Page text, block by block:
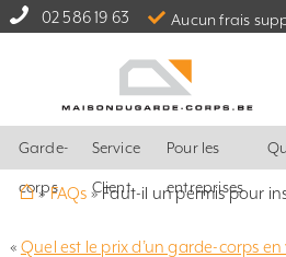
02 586 19 63 Aucun frais
Garde-
corps
Service
Client
Pour les
entreprises
⌂»FAQs »Faut-il un permis pour
« Quel est le prix d’un garde-corps